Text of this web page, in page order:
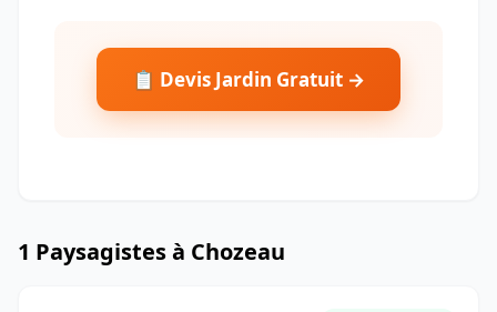
📋 Devis Jardin Gratuit →
1 Paysagistes à Chozeau